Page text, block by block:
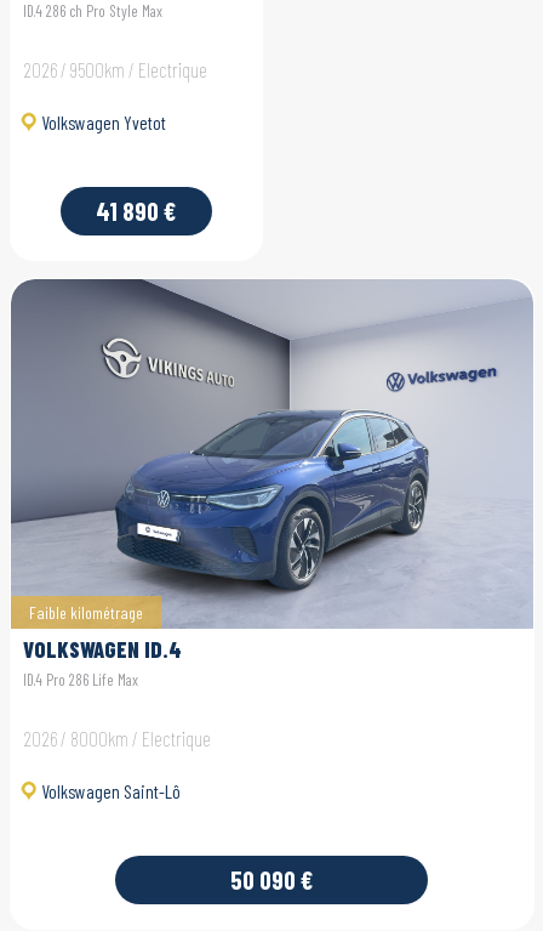
ID.4 286 ch Pro Style Max
2026 / 9500km / Electrique
Volkswagen Yvetot
41 890 €
Faible kilométrage
VOLKSWAGEN ID.4
ID.4 Pro 286 Life Max
2026 / 8000km / Electrique
Volkswagen Saint-Lô
50 090 €